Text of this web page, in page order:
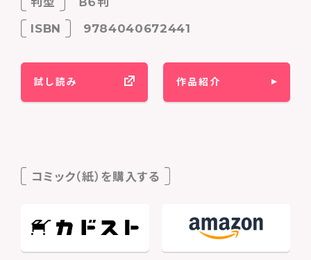
ISBN
9784040672441
試し読み 作品紹介
コミック（紙）を購入する